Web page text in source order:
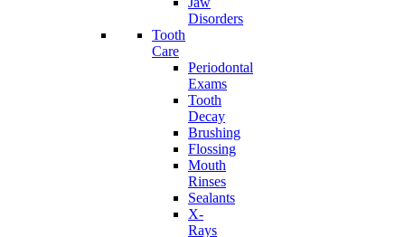
Disorders
Tooth
Care
Periodontal
Exams
Tooth
Decay
Brushing
Flossing
Mouth
Rinses
Sealants
X-
Rays